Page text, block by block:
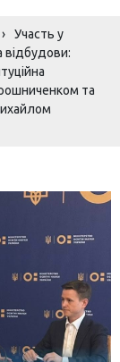
›
Участь у
відбудови:
та